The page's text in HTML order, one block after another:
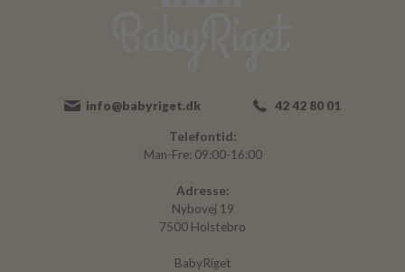
info@babyriget.dk 42 42 80 01
Telefontid:
Man-Fre: 09:00-16:00
Adresse:
Nybovej 19
7500 Holstebro
BabyRiget